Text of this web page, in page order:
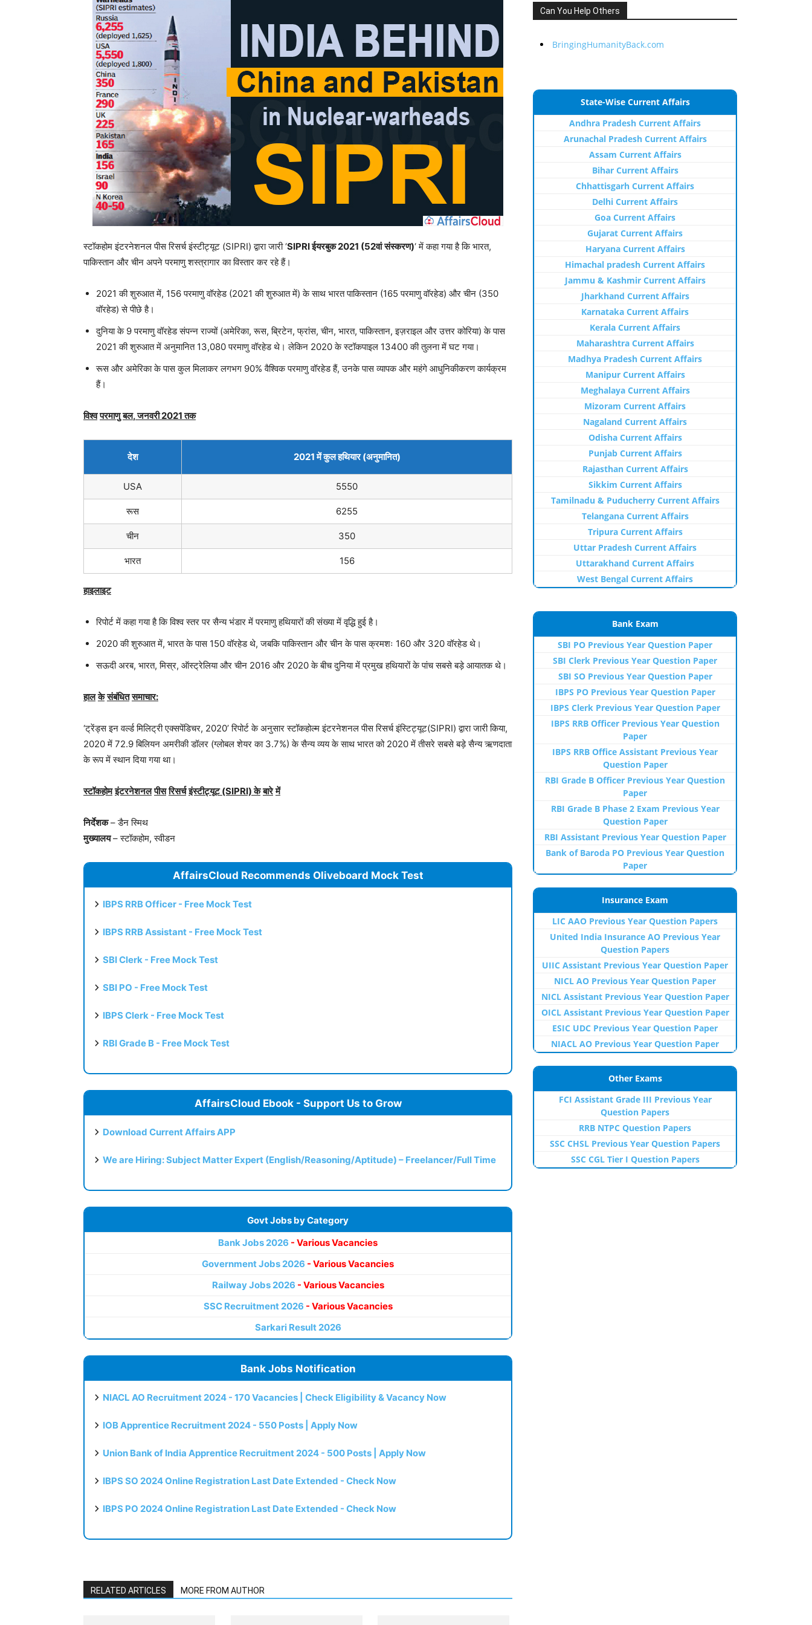
स्टॉकहोम इंटरनेशनल पीस रिसर्च इंस्टीट्यूट (SIPRI) द्वारा जारी ‘SIPRIईयरबुक2021 (52वां संस्करण)‘ में कहा गया है कि भारत,
पाकिस्तान और चीन अपने परमाणु शस्त्रागार का विस्तार कर रहे हैं।
2021 की शुरुआत में, 156 परमाणु वॉरहेड (2021 की शुरुआत में) के साथ भारत पाकिस्तान (165 परमाणु वॉरहेड) और चीन (350
वॉरहेड) से पीछे है।
दुनिया के 9 परमाणु वॉरहेड संपन्न राज्यों (अमेरिका, रूस, ब्रिटेन, फ्रांस, चीन, भारत, पाकिस्तान, इज़राइल और उत्तर कोरिया) के पास
2021 की शुरुआत में अनुमानित 13,080 परमाणु वॉरहेड थे। लेकिन 2020 के स्टॉकपाइल 13400 की तुलना में घट गया।
रूस और अमेरिका के पास कुल मिलाकर लगभग 90% वैश्विक परमाणु वॉरहेड हैं, उनके पास व्यापक और महंगे आधुनिकीकरण कार्यक्रम
हैं।
विश्व परमाणु बल,जनवरी2021तक
देश 2021मेंकुलहथियार(अनुमानित)
USA 5550
रूस 6255
चीन 350
भारत 156
हाइलाइट
रिपोर्ट में कहा गया है कि विश्व स्तर पर सैन्य भंडार में परमाणु हथियारों की संख्या में वृद्धि हुई है।
2020 की शुरुआत में, भारत के पास 150 वॉरहेड थे, जबकि पाकिस्तान और चीन के पास क्रमशः 160 और 320 वॉरहेड थे।
सऊदी अरब, भारत, मिस्र, ऑस्ट्रेलिया और चीन 2016 और 2020 के बीच दुनिया में प्रमुख हथियारों के पांच सबसे बड़े आयातक थे।
हाल के संबंधित समाचार:
‘ट्रेंड्स इन वर्ल्ड मिलिट्री एक्सपेंडिचर, 2020’ रिपोर्ट के अनुसार स्टॉकहोल्म इंटरनेशनल पीस रिसर्च इंस्टिट्यूट(SIPRI) द्वारा जारी किया,
2020 में 72.9 बिलियन अमरीकी डॉलर (ग्लोबल शेयर का 3.7%) के सैन्य व्यय के साथ भारत को 2020 में तीसरे सबसे बड़े सैन्य ऋणदाता
के रूप में स्थान दिया गया था।
स्टॉकहोम इंटरनेशनल पीस रिसर्च इंस्टीट्यूट(SIPRI)के बारे में
निर्देशक– डैन स्मिथ
मुख्यालय– स्टॉकहोम, स्वीडन
AffairsCloud Recommends Oliveboard Mock Test
IBPS RRB Officer - Free Mock Test
IBPS RRB Assistant - Free Mock Test
SBI Clerk - Free Mock Test
SBI PO - Free Mock Test
IBPS Clerk - Free Mock Test
RBI Grade B - Free Mock Test
AffairsCloud Ebook - Support Us to Grow
Download Current Affairs APP
We are Hiring: Subject Matter Expert (English/Reasoning/Aptitude) – Freelancer/Full Time
Govt Jobs by Category
Bank Jobs 2026 - Various Vacancies
Government Jobs 2026 - Various Vacancies
Railway Jobs 2026 - Various Vacancies
SSC Recruitment 2026 - Various Vacancies
Sarkari Result 2026
Bank Jobs Notification
NIACL AO Recruitment 2024 - 170 Vacancies | Check Eligibility & Vacancy Now
IOB Apprentice Recruitment 2024 - 550 Posts | Apply Now
Union Bank of India Apprentice Recruitment 2024 - 500 Posts | Apply Now
IBPS SO 2024 Online Registration Last Date Extended - Check Now
IBPS PO 2024 Online Registration Last Date Extended - Check Now
RELATED ARTICLES MORE FROM AUTHOR
Can You Help Others
BringingHumanityBack.com
State-Wise Current Affairs
Andhra Pradesh Current Affairs
Arunachal Pradesh Current Affairs
Assam Current Affairs
Bihar Current Affairs
Chhattisgarh Current Affairs
Delhi Current Affairs
Goa Current Affairs
Gujarat Current Affairs
Haryana Current Affairs
Himachal pradesh Current Affairs
Jammu & Kashmir Current Affairs
Jharkhand Current Affairs
Karnataka Current Affairs
Kerala Current Affairs
Maharashtra Current Affairs
Madhya Pradesh Current Affairs
Manipur Current Affairs
Meghalaya Current Affairs
Mizoram Current Affairs
Nagaland Current Affairs
Odisha Current Affairs
Punjab Current Affairs
Rajasthan Current Affairs
Sikkim Current Affairs
Tamilnadu & Puducherry Current Affairs
Telangana Current Affairs
Tripura Current Affairs
Uttar Pradesh Current Affairs
Uttarakhand Current Affairs
West Bengal Current Affairs
Bank Exam
SBI PO Previous Year Question Paper
SBI Clerk Previous Year Question Paper
SBI SO Previous Year Question Paper
IBPS PO Previous Year Question Paper
IBPS Clerk Previous Year Question Paper
IBPS RRB Officer Previous Year Question
Paper
IBPS RRB Office Assistant Previous Year
Question Paper
RBI Grade B Officer Previous Year Question
Paper
RBI Grade B Phase 2 Exam Previous Year
Question Paper
RBI Assistant Previous Year Question Paper
Bank of Baroda PO Previous Year Question
Paper
Insurance Exam
LIC AAO Previous Year Question Papers
United India Insurance AO Previous Year
Question Papers
UIIC Assistant Previous Year Question Paper
NICL AO Previous Year Question Paper
NICL Assistant Previous Year Question Paper
OICL Assistant Previous Year Question Paper
ESIC UDC Previous Year Question Paper
NIACL AO Previous Year Question Paper
Other Exams
FCI Assistant Grade III Previous Year
Question Papers
RRB NTPC Question Papers
SSC CHSL Previous Year Question Papers
SSC CGL Tier I Question Papers